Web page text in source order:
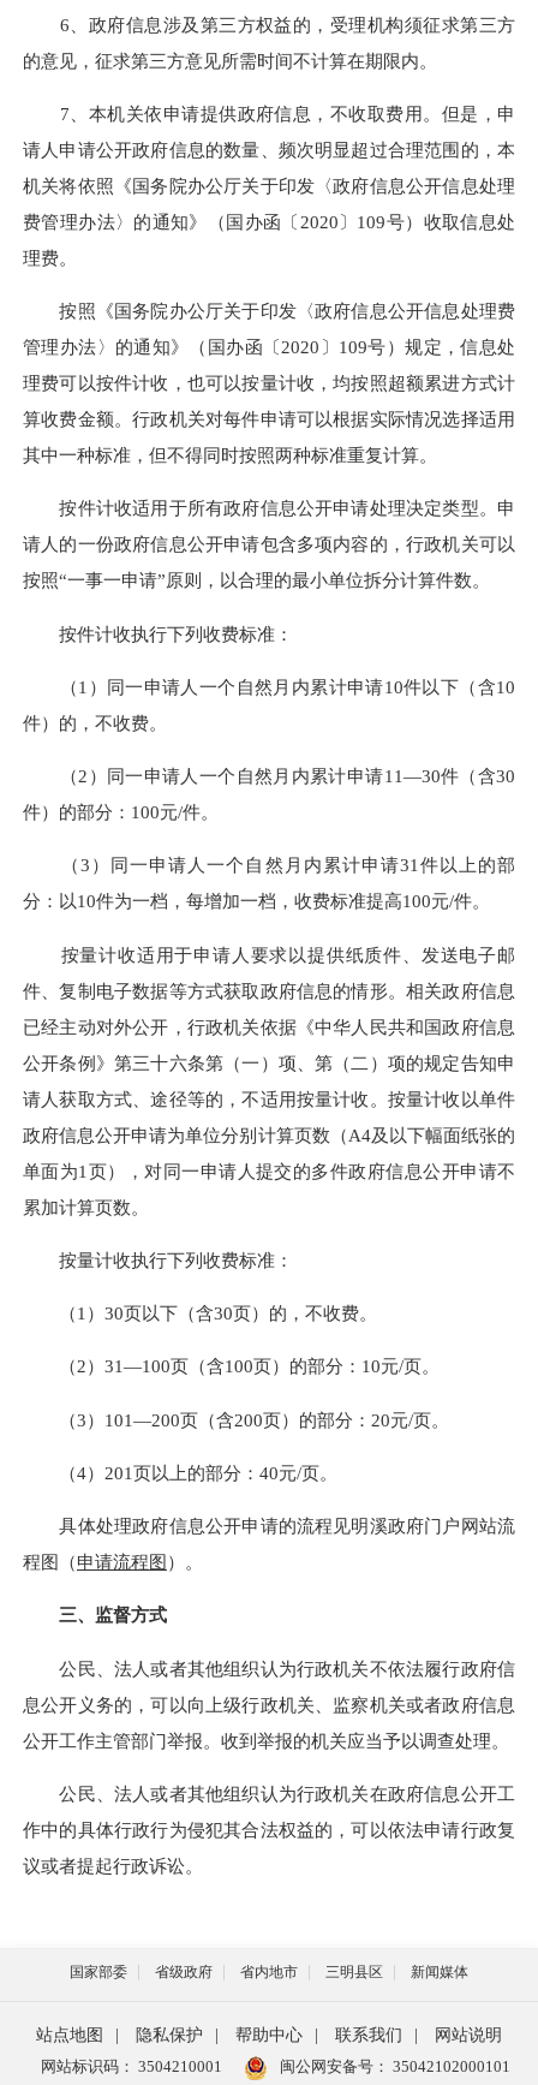
6、政府信息涉及第三方权益的，受理机构须征求第三方
的意见，征求第三方意见所需时间不计算在期限内。
7、本机关依申请提供政府信息，不收取费用。但是，申
请人申请公开政府信息的数量、频次明显超过合理范围的，本
机关将依照《国务院办公厅关于印发〈政府信息公开信息处理
费管理办法〉的通知》（国办函〔2020〕109号）收取信息处
理费。
按照《国务院办公厅关于印发〈政府信息公开信息处理费
管理办法〉的通知》（国办函〔2020〕109号）规定，信息处
理费可以按件计收，也可以按量计收，均按照超额累进方式计
算收费金额。行政机关对每件申请可以根据实际情况选择适用
其中一种标准，但不得同时按照两种标准重复计算。
按件计收适用于所有政府信息公开申请处理决定类型。申
请人的一份政府信息公开申请包含多项内容的，行政机关可以
按照“一事一申请”原则，以合理的最小单位拆分计算件数。
按件计收执行下列收费标准：
（1）同一申请人一个自然月内累计申请10件以下（含10
件）的，不收费。
（2）同一申请人一个自然月内累计申请11—30件（含30
件）的部分：100元/件。
（3）同一申请人一个自然月内累计申请31件以上的部
分：以10件为一档，每增加一档，收费标准提高100元/件。
按量计收适用于申请人要求以提供纸质件、发送电子邮
件、复制电子数据等方式获取政府信息的情形。相关政府信息
已经主动对外公开，行政机关依据《中华人民共和国政府信息
公开条例》第三十六条第（一）项、第（二）项的规定告知申
请人获取方式、途径等的，不适用按量计收。按量计收以单件
政府信息公开申请为单位分别计算页数（A4及以下幅面纸张的
单面为1页），对同一申请人提交的多件政府信息公开申请不
累加计算页数。
按量计收执行下列收费标准：
（1）30页以下（含30页）的，不收费。
（2）31—100页（含100页）的部分：10元/页。
（3）101—200页（含200页）的部分：20元/页。
（4）201页以上的部分：40元/页。
具体处理政府信息公开申请的流程见明溪政府门户网站流
程图（申请流程图）。
三、监督方式
公民、法人或者其他组织认为行政机关不依法履行政府信
息公开义务的，可以向上级行政机关、监察机关或者政府信息
公开工作主管部门举报。收到举报的机关应当予以调查处理。
公民、法人或者其他组织认为行政机关在政府信息公开工
作中的具体行政行为侵犯其合法权益的，可以依法申请行政复
议或者提起行政诉讼。
国家部委 省级政府 省内地市 三明县区 新闻媒体
站点地图 | 隐私保护 | 帮助中心 | 联系我们 |
网站说明
网站标识码： 3504210001
闽公网安备号： 35042102000101